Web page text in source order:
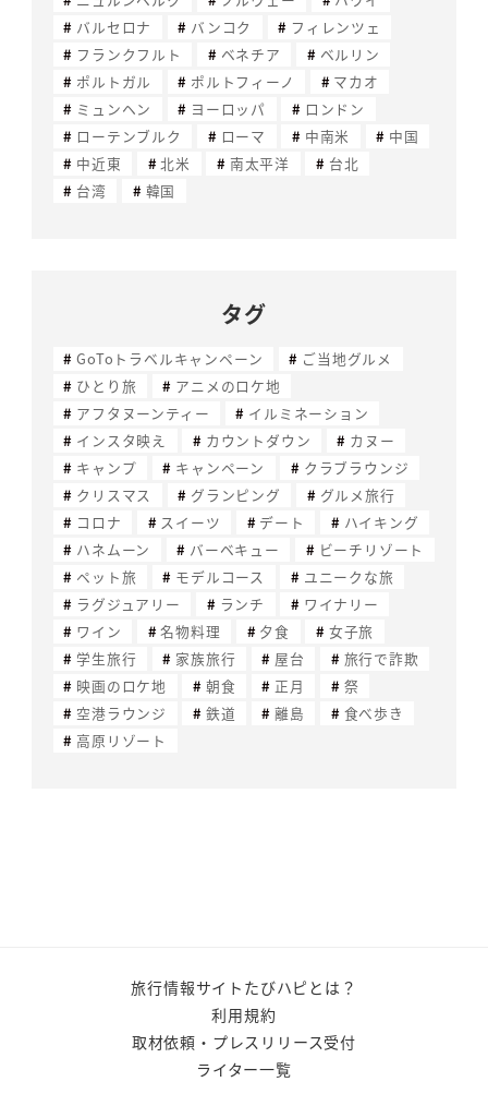
バルセロナ
バンコク
フィレンツェ
フランクフルト
ベネチア
ベルリン
ポルトガル
ポルトフィーノ
マカオ
ミュンヘン
ヨーロッパ
ロンドン
ローテンブルク
ローマ 中南米
中国
中近東
北米 南太平洋
台北
台湾
韓国
タグ
GoToトラベルキャンペーン
ご当地グルメ
ひとり旅
アニメのロケ地
アフタヌーンティー
イルミネーション
インスタ映え
カウントダウン
カヌー
キャンプ
キャンペーン
クラブラウンジ
クリスマス
グランピング
グルメ旅行
コロナ
スイーツ デート
ハイキング
ハネムーン
バーベキュー
ビーチリゾート
ペット旅
モデルコース
ユニークな旅
ラグジュアリー
ランチ
ワイナリー
ワイン
名物料理 夕食
女子旅
学生旅行
家族旅行 屋台
旅行で詐欺
映画のロケ地
朝食 正月
祭
空港ラウンジ
鉄道 離島
食べ歩き
高原リゾート
旅行情報サイトたびハピとは？
利用規約
取材依頼・プレスリリース受付
ライター一覧